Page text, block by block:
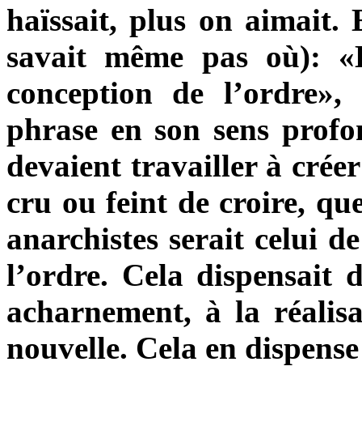
haïssait, plus on aimait.
savait même pas où):
conception de
phrase en son sens
devaient travailler à
cru ou feint de croire,
anarchistes serait celui
l’ordre. Cela dispensait
acharnement, à la
nouvelle. Cela en